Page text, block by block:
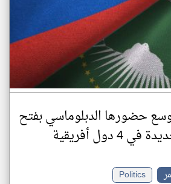
حضورها الدبلوماسي بفتح
دول أفريقية
Politics